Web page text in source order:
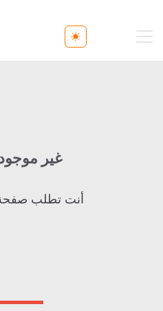
Toggle theme
غير
أنت تطلب